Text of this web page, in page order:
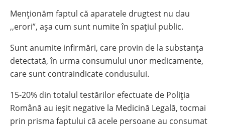
Menționăm faptul că aparatele drugtest nu dau
,,erori”, așa cum sunt numite în spațiul public.
Sunt anumite infirmări, care provin de la substanța
detectată, în urma consumului unor medicamente,
care sunt contraindicate condusului.
15-20% din totalul testărilor efectuate de Poliția
Română au ieșit negative la Medicină Legală, tocmai
prin prisma faptului că acele persoane au consumat